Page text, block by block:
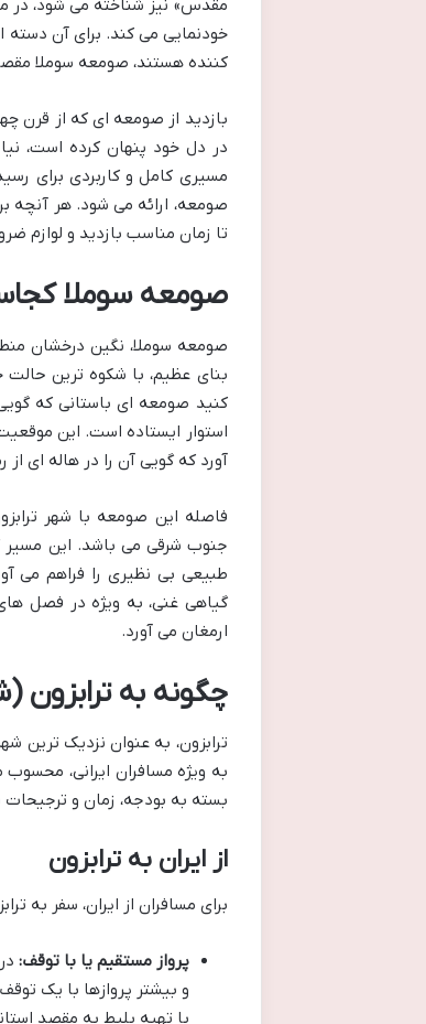
مقدس» نیز شناخته می شود، در
خودنمایی می کند. برای آن دسته
کننده هستند، صومعه سوملا
بازدید از صومعه ای که از قرن
در دل خود پنهان کرده است،
مسیری کامل و کاربردی برای
صومعه، ارائه می شود. هر آنچه
تا زمان مناسب بازدید و لوازم
صومعه سوملا
صومعه سوملا، نگین درخشان
بنای عظیم، با شکوه ترین
استوار ایستاده است. این
آورد که گویی آن را در هاله ای از
جنوب شرقی می باشد. این مسیر
طبیعی بی نظیری را فراهم می
گیاهی غنی، به ویژه در فصل های
ارمغان می آورد.
چگونه به ترابزون
ترابزون، به عنوان نزدیک ترین
به ویژه مسافران ایرانی،
بسته به بودجه، زمان و ترجیحات
از ایران به ترابزون
برای مسافران از ایران، سفر به
پرواز مستقیم یا با توقف:
و بیشتر پروازها با یک
با تهیه بلیط به مقصد